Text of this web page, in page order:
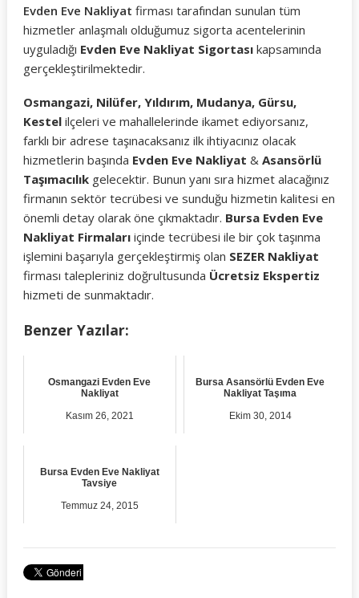
Evden Eve Nakliyat firması tarafından sunulan tüm
hizmetler anlaşmalı olduğumuz sigorta acentelerinin
uyguladığı Evden Eve Nakliyat Sigortasıkapsamında
gerçekleştirilmektedir.
Osmangazi, Nilüfer, Yıldırım, Mudanya, Gürsu,
Kestelilçeleri ve mahallelerinde ikamet ediyorsanız,
farklı bir adrese taşınacaksanız ilk ihtiyacınız olacak
hizmetlerin başında Evden Eve Nakliyat & Asansörlü
Taşımacılıkgelecektir. Bunun yanı sıra hizmet alacağınız
firmanın sektör tecrübesi ve sunduğu hizmetin kalitesi en
önemli detay olarak öne çıkmaktadır. Bursa Evden Eve
Nakliyat Firmalarıiçinde tecrübesi ile bir çok taşınma
işlemini başarıyla gerçekleştirmiş olan SEZER Nakliyat
firması talepleriniz doğrultusunda Ücretsiz Ekspertiz
hizmeti de sunmaktadır.
Benzer Yazılar:
Osmangazi Evden Eve
Nakliyat
Kasım 26, 2021
Bursa Asansörlü Evden Eve
Nakliyat Taşıma
Ekim 30, 2014
Bursa Evden Eve Nakliyat
Tavsiye
Temmuz 24, 2015